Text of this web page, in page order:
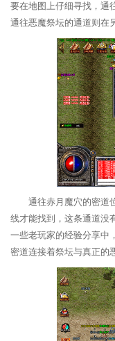
要在地图上仔细寻找，通
通往恶魔祭坛的通道则在
通往赤月魔穴的密道
线才能找到，这条通道没
一些老玩家的经验分享中
密道连接着祭坛与真正的